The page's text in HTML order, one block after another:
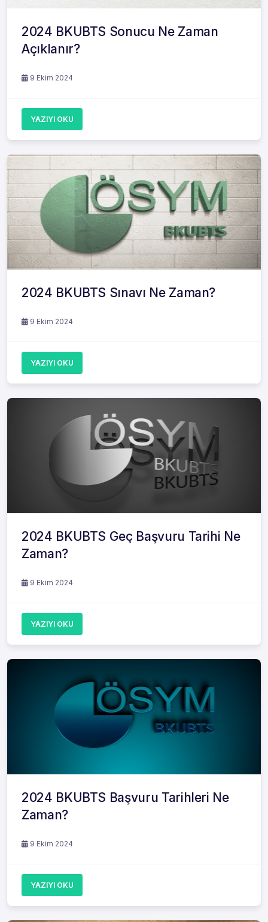
2024 BKUBTS Sonucu Ne Zaman
Açıklanır?
9 Ekim 2024
YAZIYI OKU
2024 BKUBTS Sınavı Ne Zaman?
9 Ekim 2024
YAZIYI OKU
2024 BKUBTS Geç Başvuru Tarihi Ne
Zaman?
9 Ekim 2024
YAZIYI OKU
2024 BKUBTS Başvuru Tarihleri Ne
Zaman?
9 Ekim 2024
YAZIYI OKU